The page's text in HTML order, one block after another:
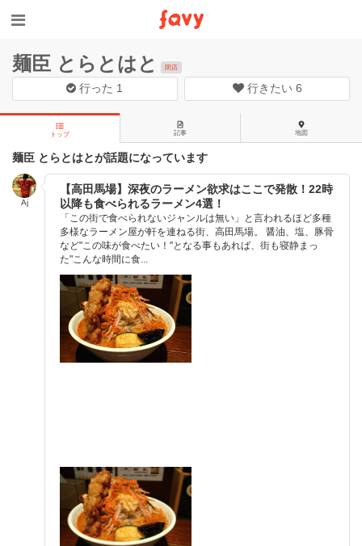
麺臣 とらとはと 閉店
行った 1 行きたい 6
トップ 記事 地図
麺臣 とらとはとが話題になっています
Aj
【高田馬場】深夜のラーメン欲求はここで発散！22時
以降も食べられるラーメン4選！
「この街で食べられないジャンルは無い」と言われるほど多種
多様なラーメン屋が軒を連ねる街、高田馬場。 醤油、塩、豚骨
など"この味が食べたい！"となる事もあれば、街も寝静まっ
た"こんな時間に食...